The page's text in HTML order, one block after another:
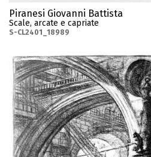
Piranesi Giovanni Battista
Scale, arcate e capriate
S-CL2401_18989